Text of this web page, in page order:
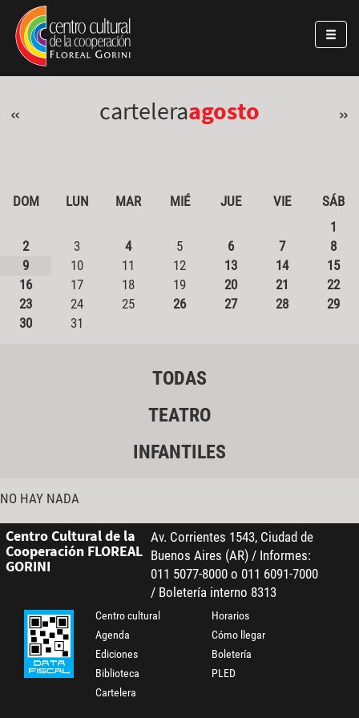
Pasar al contenido principal
Jump to main content
« carteleraagosto »
DOM LUN MAR MIÉ JUE VIE
SÁB
1
2
3 4 5 6 7
8
9
10 11 12 13 14
15
16
17 18 19 20 21
22
23
24 25 26 27 28
29
30
31
TODAS
TEATRO
INFANTILES
NO HAY NADA
Centro Cultural de la
Cooperación FLOREAL
GORINI
Av. Corrientes 1543, Ciudad de
Buenos Aires (AR) / Informes:
011 5077-8000 o 011 6091-7000
/ Boletería interno 8313
Centro cultural
Agenda
Ediciones
Biblioteca
Cartelera
Horarios
Cómo llegar
Boletería
PLED